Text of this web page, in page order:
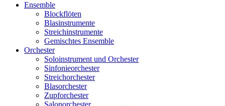
Ensemble
Blockflöten
Blasinstrumente
Streichinstrumente
Gemischtes Ensemble
Orchester
Soloinstrument und Orchester
Sinfonieorchester
Streichorchester
Blasorchester
Zupforchester
Salonorchester